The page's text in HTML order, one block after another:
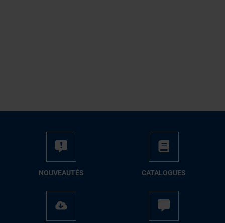
NOUVEAUTÉS CATALOGUES